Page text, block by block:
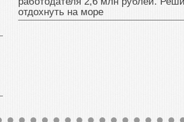
отдохнуть на море